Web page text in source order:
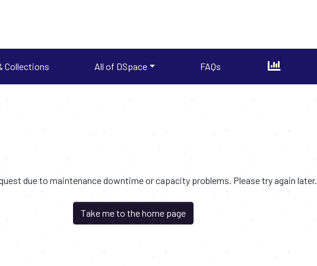
Collections All of DSpace FAQs
due to maintenance downtime or capacity problems. Please try again later.
Take me to the home page